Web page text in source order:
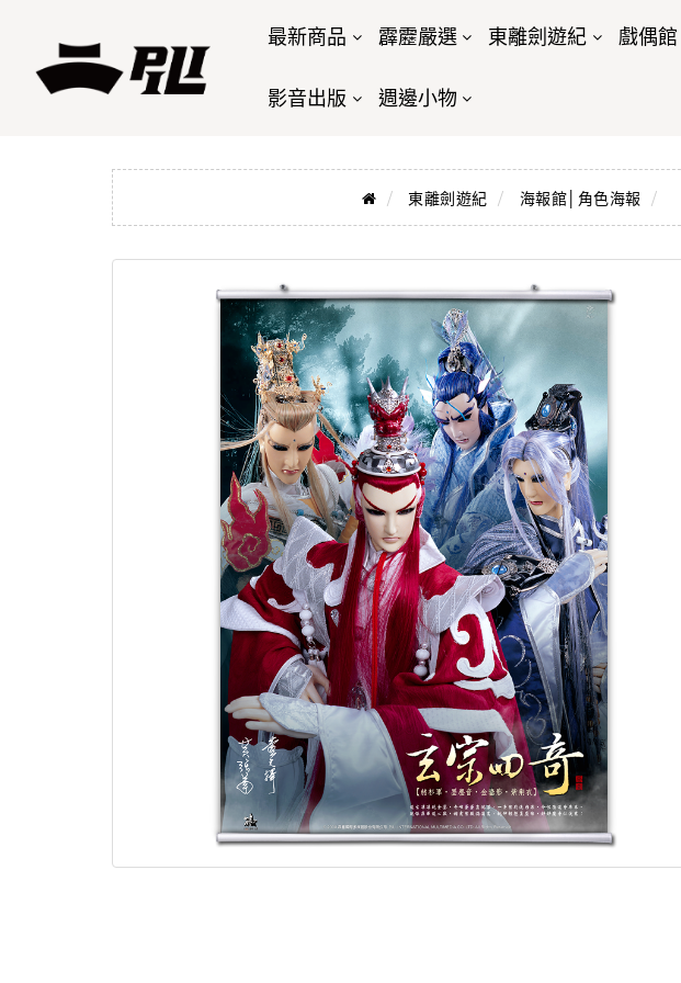
最新商品 霹靂嚴選 東離劍遊紀 戲偶館
影音出版 週邊小物
東離劍遊紀 海報館│角色海報